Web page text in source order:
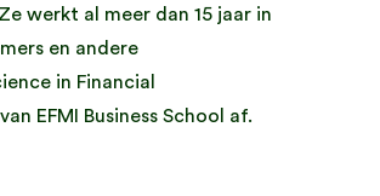
werkt al meer dan 15 jaar in
en andere
in Financial
EFMI Business School af.